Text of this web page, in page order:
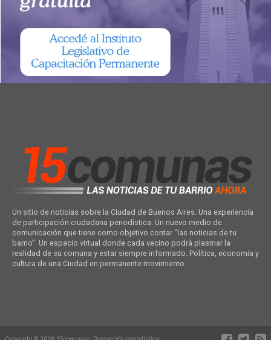
Un sitio de noticias sobre la Ciudad de Buenos Aires. Una experiencia
de participación ciudadana periodística. Un nuevo medio de
comunicación que tiene como objetivo contar “las noticias de tu
barrio”. Un espacio virtual donde cada vecino podrá plasmar la
realidad de su comuna y estar siempre informado. Política, economía y
cultura de una Ciudad en permanente movimiento.